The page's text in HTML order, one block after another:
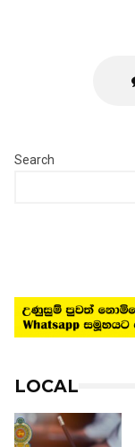
Search
LOCAL